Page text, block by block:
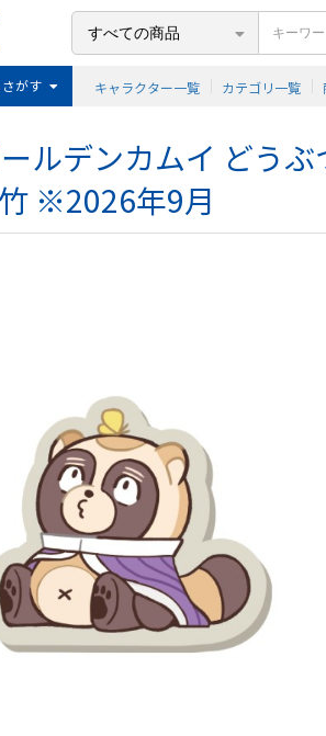
がす キャラクター一覧 カテゴリ一覧
ールデンカムイ どう
※2026年9月